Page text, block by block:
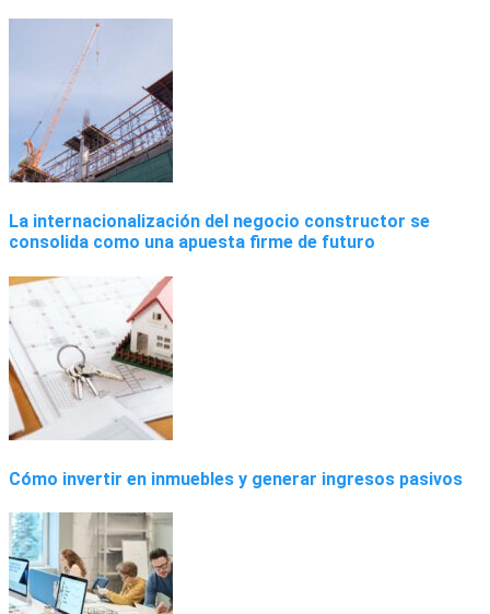
La internacionalización del negocio constructor se
consolida como una apuesta firme de futuro
Cómo invertir en inmuebles y generar ingresos pasivos